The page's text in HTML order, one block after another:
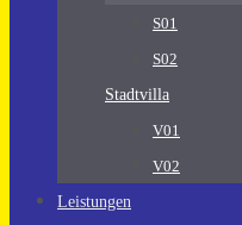
S01
S02
Stadtvilla
V01
V02
Leistungen